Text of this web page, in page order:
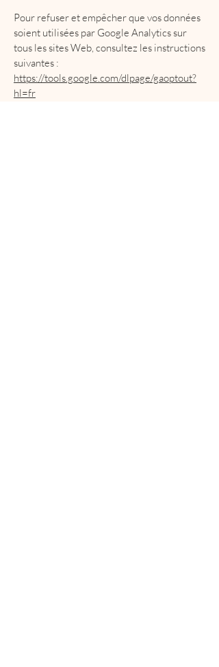
Pour refuser et empêcher que vos données
soient utilisées par Google Analytics sur
tous les sites Web, consultez les instructions
suivantes :
https://tools.google.com/dlpage/gaoptout?
hl=fr